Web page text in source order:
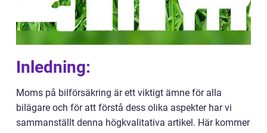
Inledning:
Moms på bilförsäkring är ett viktigt ämne för alla
bilägare och för att förstå dess olika aspekter har vi
sammanställt denna högkvalitativa artikel. Här kommer